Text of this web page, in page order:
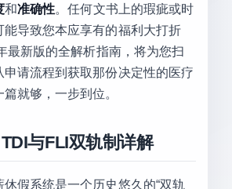
和准确性。任何文书上的瑕疵或时
能导致您本应享有的福利大打折
最新版的全解析指南，将为您扫
申请流程到获取那份决定性的医疗
就够，一步到位。
与FLI双轨制详解
休假系统是一个历史悠久的“双轨